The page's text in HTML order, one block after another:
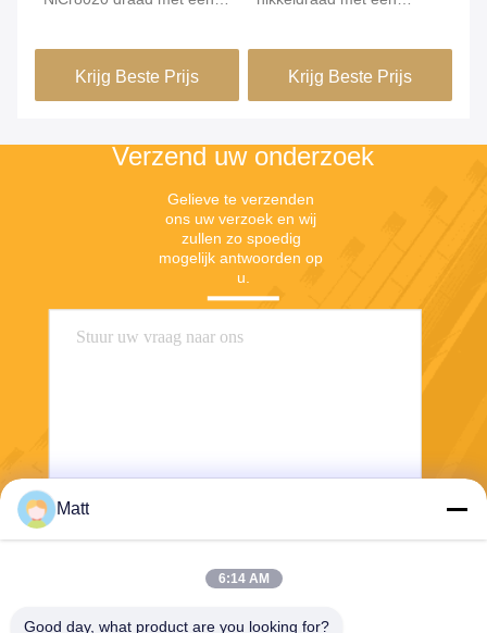
Krijg Beste Prijs
240°C voor het wikkelen
van autocomponenten
voor micro-sensoren
Krijg Beste Prijs
Verzend uw onderzoek
Gelieve te verzenden
ons uw verzoek en wij
zullen zo spoedig
mogelijk antwoorden op
u.
Matt
6:14 AM
Good day, what product are you looking for?